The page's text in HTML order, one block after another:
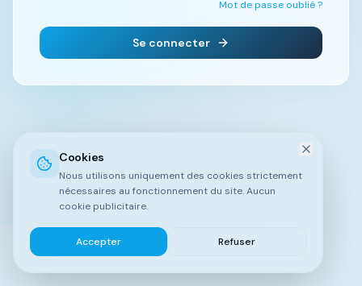
Mot de passe oublié ?
Se connecter
Cookies
Nous utilisons uniquement des cookies strictement
nécessaires au fonctionnement du site. Aucun
cookie publicitaire.
Accepter Refuser